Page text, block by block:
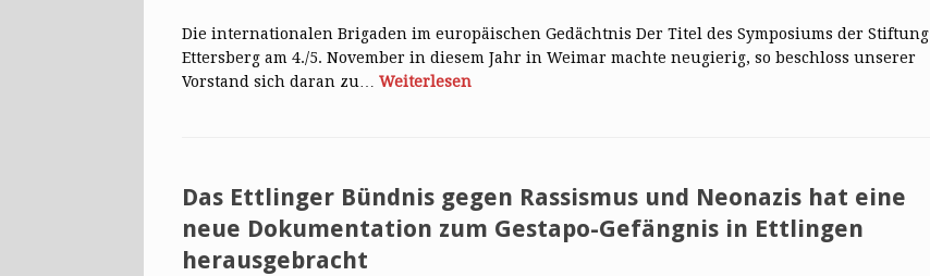
Die internationalen Brigaden im europäischen Gedächtnis Der Titel des Symposiums der Stiftung
Ettersberg am 4./5. November in diesem Jahr in Weimar machte neugierig, so beschloss unserer
Vorstand sich daran zu… Weiterlesen
Das Ettlinger Bündnis gegen Rassismus und Neonazis hat eine
neue Dokumentation zum Gestapo-Gefängnis in Ettlingen
herausgebracht